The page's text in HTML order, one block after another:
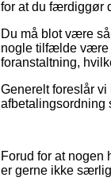
for at du færdiggør
Du må blot være
nogle tilfælde være
foranstaltning,
Generelt foreslår
afbetalingsordning
Forud for at
er gerne ikke